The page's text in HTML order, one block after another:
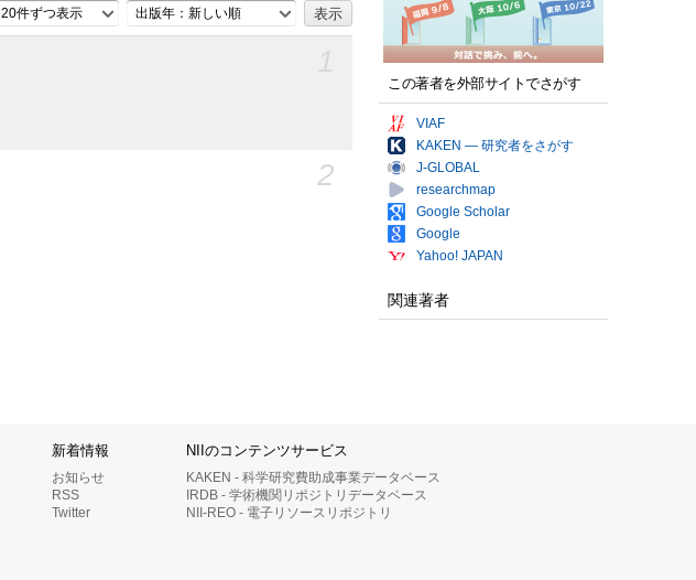
20件ずつ表示 出版年：新しい順
2
この著者を外部サイトでさがす
VIAF
KAKEN — 研究者をさがす
J-GLOBAL
researchmap
Google Scholar
Google
Yahoo! JAPAN
関連著者
新着情報
お知らせ
RSS
Twitter
NIIのコンテンツサービス
KAKEN - 科学研究費助成事業データベース
IRDB - 学術機関リポジトリデータベース
NII-REO - 電子リソースリポジトリ